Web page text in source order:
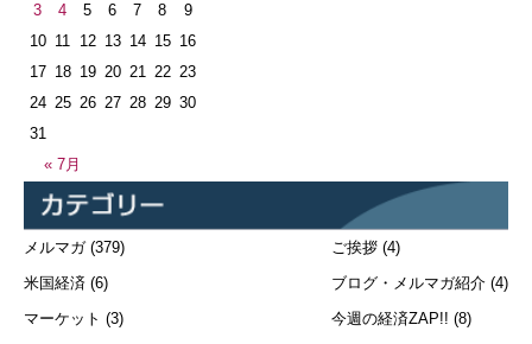
« 7月
3
4 5 6 7 8
9
10 11 12 13 14 15 16
17 18 19 20 21 22 23
24 25 26 27 28 29 30
31
メルマガ(379)
米国経済 (6)
マーケット (3)
ご挨拶 (4)
ブログ・メルマガ紹介 (4)
今週の経済ZAP!! (8)